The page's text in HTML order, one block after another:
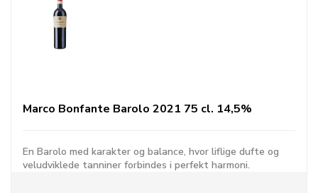
Marco Bonfante Barolo 2021 75 cl. 14,5%
En Barolo med karakter og balance, hvor liflige dufte og
veludviklede tanniner forbindes i perfekt harmoni.